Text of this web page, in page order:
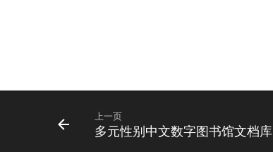
上一页
多元性别中文数字图书馆文档库